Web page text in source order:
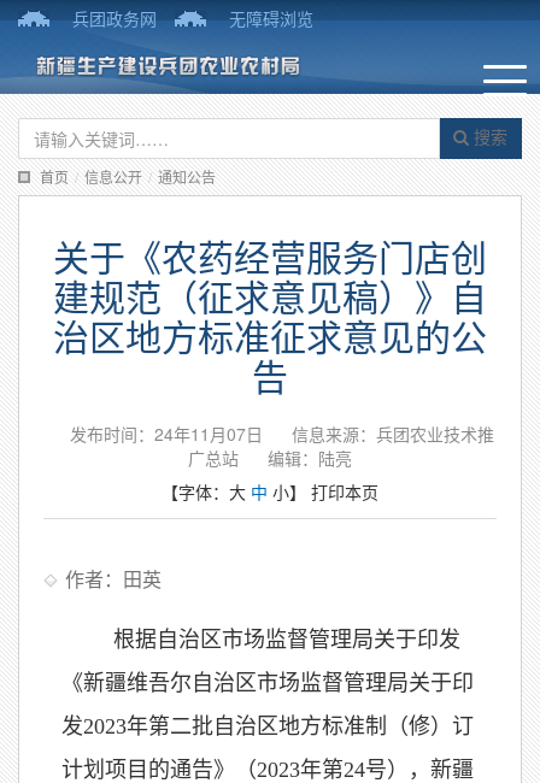
兵团政务网 无障碍浏览
搜索
首页 / 信息公开 / 通知公告
关于《农药经营服务门店创
建规范（征求意见稿）》自
治区地方标准征求意见的公
告
发布时间：24年11月07日
信息来源：兵团农业技术推
广总站
编辑：陆亮
【字体： 大 中 小】 打印本页
作者：田英
根据自治区市场监督管理局关于印发
《新疆维吾尔自治区市场监督管理局关于印
发2023年第二批自治区地方标准制（修）订
计划项目的通告》（2023年第24号），新疆